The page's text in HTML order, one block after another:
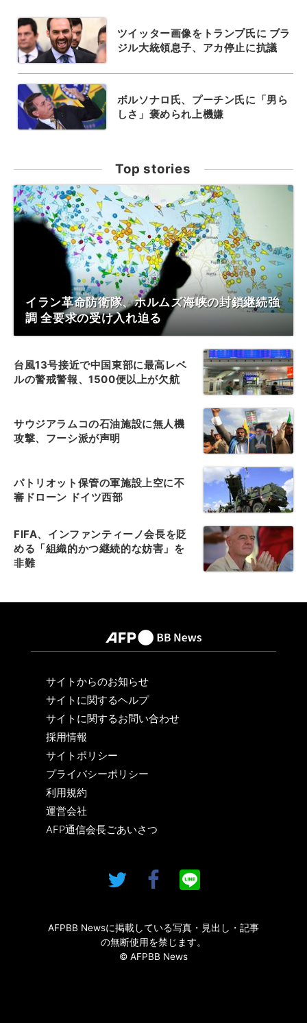
ツイッター画像をトランプ氏に ブラ
ジル大統領息子、アカ停止に抗議
ボルソナロ氏、プーチン氏に「男ら
しさ」褒められ上機嫌
Top stories
イラン革命防衛隊、ホルムズ海峡の封鎖継続強
調 全要求の受け入れ迫る
台風13号接近で中国東部に最高レベ
ルの警戒警報、1500便以上が欠航
サウジアラムコの石油施設に無人機
攻撃、フーシ派が声明
パトリオット保管の軍施設上空に不
審ドローン ドイツ西部
FIFA、インファンティーノ会長を貶
める「組織的かつ継続的な妨害」を
非難
サイトからのお知らせ
サイトに関するヘルプ
サイトに関するお問い合わせ
採用情報
サイトポリシー
プライバシーポリシー
利用規約
運営会社
AFP通信会長ごあいさつ
AFPBB Newsに掲載している写真・見出し・記事
の無断使用を禁じます。
© AFPBB News